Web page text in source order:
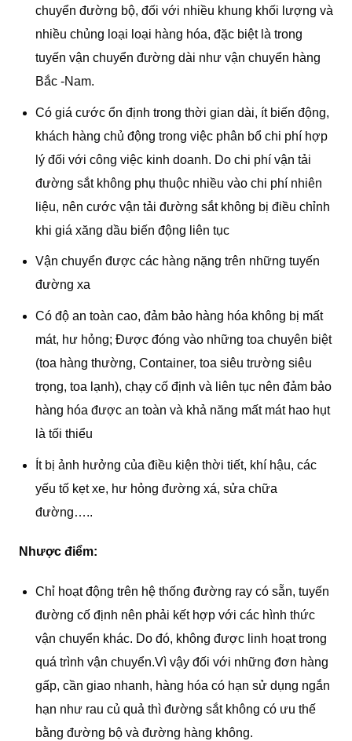
chuyển đường bộ, đối với nhiều khung khối lượng và
nhiều chủng loại loại hàng hóa, đặc biệt là trong
tuyến vận chuyển đường dài như vận chuyển hàng
Bắc -Nam.
Có giá cước ổn định trong thời gian dài, ít biến động,
khách hàng chủ động trong việc phân bổ chi phí hợp
lý đối với công việc kinh doanh. Do chi phí vận tải
đường sắt không phụ thuộc nhiều vào chi phí nhiên
liệu, nên cước vận tải đường sắt không bị điều chỉnh
khi giá xăng dầu biến động liên tục
Vận chuyển được các hàng nặng trên những tuyến
đường xa
Có độ an toàn cao, đảm bảo hàng hóa không bị mất
mát, hư hỏng; Được đóng vào những toa chuyên biệt
(toa hàng thường, Container, toa siêu trường siêu
trọng, toa lạnh), chạy cố định và liên tục nên đảm bảo
hàng hóa được an toàn và khả năng mất mát hao hụt
là tối thiểu
Ít bị ảnh hưởng của điều kiện thời tiết, khí hậu, các
yếu tố kẹt xe, hư hỏng đường xá, sửa chữa
đường…..
Nhược điểm:
Chỉ hoạt động trên hệ thống đường ray có sẵn, tuyến
đường cố định nên phải kết hợp với các hình thức
vận chuyển khác. Do đó, không được linh hoạt trong
quá trình vận chuyển.Vì vậy đối với những đơn hàng
gấp, cần giao nhanh, hàng hóa có hạn sử dụng ngắn
hạn như rau củ quả thì đường sắt không có ưu thế
bằng đường bộ và đường hàng không.